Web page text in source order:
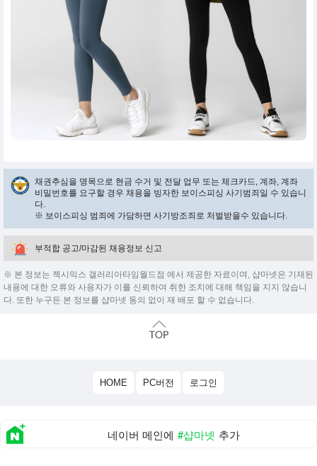
채권추심을 명목으로 현금 수거 및 전달 업무 또는 체크카드, 계좌, 계좌
비밀번호를 요구할 경우 채용을 빙자한 보이스피싱 사기범죄일 수 있습니
다.
※ 보이스피싱 범죄에 가담하면 사기방조죄로 처벌받을수 있습니다.
부적합 공고/마감된 채용정보 신고
※ 본 정보는 젝시믹스 갤러리아타임월드점 에서 제공한 자료이며, 샵마넷은 기재된
내용에 대한 오류와 사용자가 이를 신뢰하여 취한 조치에 대해 책임을 지지 않습니
다. 또한 누구든 본 정보를 샵마넷 동의 없이 재 배포 할 수 없습니다.
HOME PC버전 로그인
네이버 메인에 #샵마넷 추가